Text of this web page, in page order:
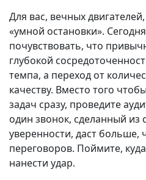
Для вас, вечных
«умной остановки».
почувствовать, что
глубокой
темпа, а переход от
качеству. Вместо того
задач сразу, проведите
один звонок, сделанный из
уверенности, даст больше,
переговоров. Поймите,
нанести удар.